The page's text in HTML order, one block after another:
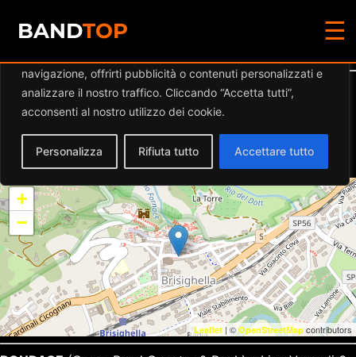
Diamo valore alla tua privacy
navigazione, offrirti pubblicità o contenuti personalizzati e
analizzare il nostro traffico. Cliccando “Accetta tutti”,
acconsenti al nostro utilizzo dei cookie.
Personalizza Rifiuta tutto Accettare tutto
BANDTOP ☰
Dettaglio eventi
Categorie:
Musica Live Ravenna
+
−
Leaflet | © OpenStreetMap contributors